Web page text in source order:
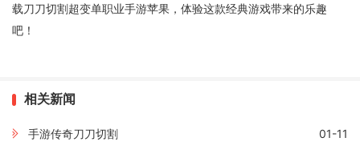
载刀刀切割超变单职业手游苹果，体验这款经典游戏带来的乐趣
吧！
相关新闻
手游传奇刀刀切割 01-11